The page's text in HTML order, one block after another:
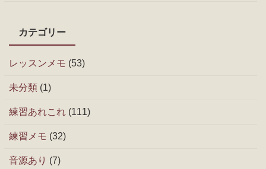
カテゴリー
レッスンメモ (53)
未分類 (1)
練習あれこれ (111)
練習メモ (32)
音源あり (7)